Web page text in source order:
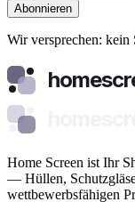
Abonnieren
Wir versprechen: kein
Home Screen ist Ihr
— Hüllen,
wettbewerbsfähigen